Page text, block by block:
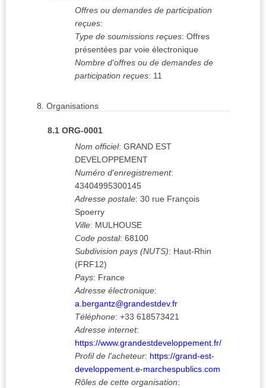
Offres ou demandes de participation
reçues:
Type de soumissions reçues: Offres
présentées par voie électronique
Nombre d'offres ou de demandes de
participation reçues: 11
8. Organisations
8.1 ORG-0001
Nom officiel: GRAND EST
DEVELOPPEMENT
Numéro d'enregistrement:
43404995300145
Adresse postale: 30 rue François
Spoerry
Ville: MULHOUSE
Code postal: 68100
Subdivision pays (NUTS): Haut-Rhin
(FRF12)
Pays: France
Adresse électronique:
a.bergantz@grandestdev.fr
Téléphone: +33 618573421
Adresse internet:
https://www.grandestdeveloppement.fr/
Profil de l'acheteur: https://grand-est-
developpement.e-marchespublics.com
Rôles de cette organisation: